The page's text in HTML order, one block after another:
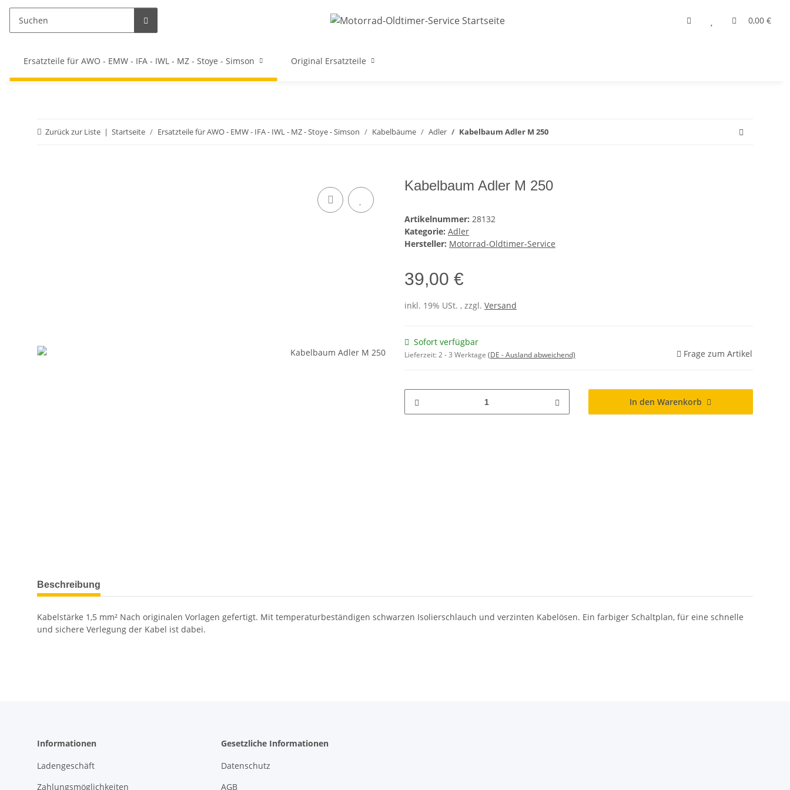
0,00 €
Ersatzteile für AWO - EMW - IFA - IWL - MZ - Stoye - Simson Original Ersatzteile
Zurück zur Liste Startseite Ersatzteile für AWO - EMW - IFA - IWL - MZ - Stoye - Simson Kabelbäume Adler Kabelbaum Adler M 250
Kabelbaum Adler M 250
Artikelnummer: 28132
Kategorie: Adler
Hersteller: Motorrad-Oldtimer-Service
39,00 €
inkl. 19% USt. , zzgl. Versand
Sofort verfügbar
Lieferzeit:2 - 3 Werktage (DE - Ausland abweichend) Frage zum Artikel
In den Warenkorb
weitere Registerkarten anzeigen
Beschreibung
Kabelstärke 1,5 mm² Nach originalen Vorlagen gefertigt. Mit temperaturbeständigen schwarzen Isolierschlauch und verzinten Kabelösen. Ein farbiger Schaltplan, für eine schnelle
und sichere Verlegung der Kabel ist dabei.
Informationen
Ladengeschäft
Zahlungsmöglichkeiten
Gesetzliche Informationen
Datenschutz
AGB